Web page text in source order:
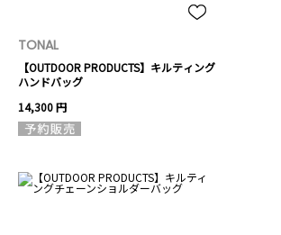
TONAL
【OUTDOOR PRODUCTS】キルティング
ハンドバッグ
14,300 円